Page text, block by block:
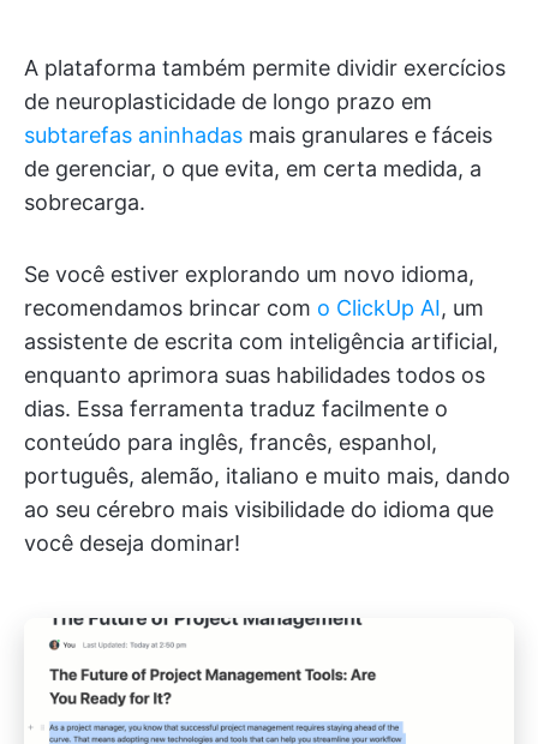
A plataforma também permite dividir exercícios
de neuroplasticidade de longo prazo em
subtarefas aninhadas mais granulares e fáceis
de gerenciar, o que evita, em certa medida, a
sobrecarga.
Se você estiver explorando um novo idioma,
recomendamos brincar com o ClickUp AI, um
assistente de escrita com inteligência artificial,
enquanto aprimora suas habilidades todos os
dias. Essa ferramenta traduz facilmente o
conteúdo para inglês, francês, espanhol,
português, alemão, italiano e muito mais, dando
ao seu cérebro mais visibilidade do idioma que
você deseja dominar!